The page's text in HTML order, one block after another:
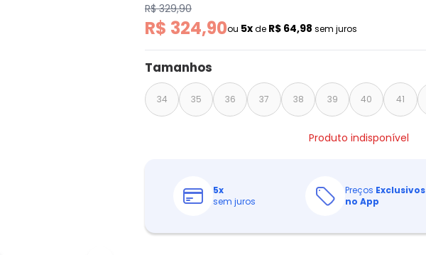
R$ 329,90
R$ 324,90ou 5xde R$ 64,98 sem juros
Tamanhos
34 35 36 37 38 39 40 41
Produto indisponível
5x
sem juros
Preços Exclusivos
no App